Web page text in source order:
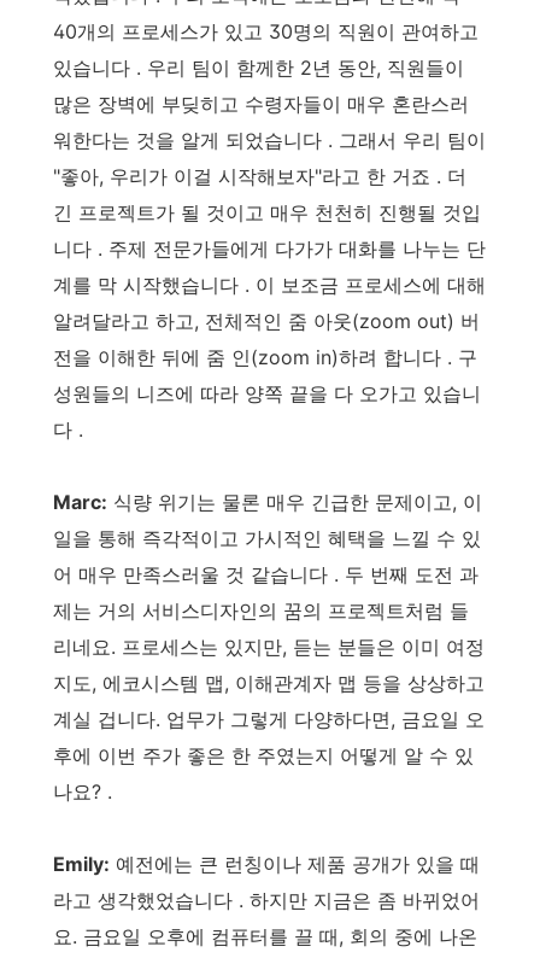
40개의 프로세스가 있고 30명의 직원이 관여하고
있습니다 . 우리 팀이 함께한 2년 동안, 직원들이
많은 장벽에 부딪히고 수령자들이 매우 혼란스러
워한다는 것을 알게 되었습니다 . 그래서 우리 팀이
"좋아, 우리가 이걸 시작해보자"라고 한 거죠 . 더
긴 프로젝트가 될 것이고 매우 천천히 진행될 것입
니다 . 주제 전문가들에게 다가가 대화를 나누는 단
계를 막 시작했습니다 . 이 보조금 프로세스에 대해
알려달라고 하고, 전체적인 줌 아웃(zoom out) 버
전을 이해한 뒤에 줌 인(zoom in)하려 합니다 . 구
성원들의 니즈에 따라 양쪽 끝을 다 오가고 있습니
다 .
Marc: 식량 위기는 물론 매우 긴급한 문제이고, 이
일을 통해 즉각적이고 가시적인 혜택을 느낄 수 있
어 매우 만족스러울 것 같습니다 . 두 번째 도전 과
제는 거의 서비스디자인의 꿈의 프로젝트처럼 들
리네요. 프로세스는 있지만, 듣는 분들은 이미 여정
지도, 에코시스템 맵, 이해관계자 맵 등을 상상하고
계실 겁니다. 업무가 그렇게 다양하다면, 금요일 오
후에 이번 주가 좋은 한 주였는지 어떻게 알 수 있
나요? .
Emily: 예전에는 큰 런칭이나 제품 공개가 있을 때
라고 생각했었습니다 . 하지만 지금은 좀 바뀌었어
요. 금요일 오후에 컴퓨터를 끌 때, 회의 중에 나온